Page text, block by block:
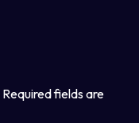
Required fields are